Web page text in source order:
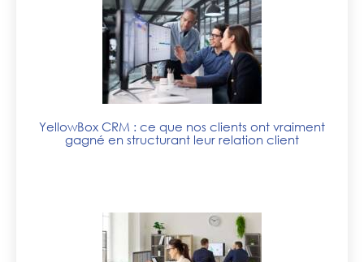
YellowBox CRM : ce que nos clients ont vraiment
gagné en structurant leur relation client